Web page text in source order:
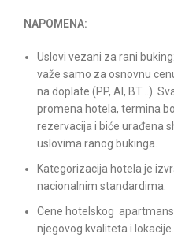
NAPOMENA:
Uslovi vezani za rani
važe samo za osnovnu
na doplate (PP, AI, BT…).
promena hotela, termina
rezervacija i biće urađena
uslovima ranog bukinga.
Kategorizacija hotela je
nacionalnim standardima.
Cene hotelskog
njegovog kvaliteta i lokacije.